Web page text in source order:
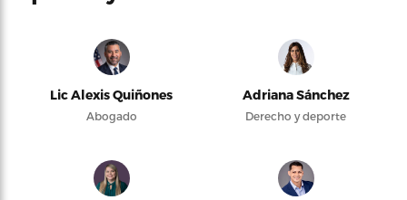
Lic Alexis Quiñones
Abogado
Adriana Sánchez
Derecho y deporte